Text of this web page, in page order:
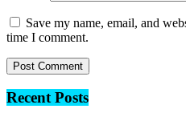
Save my name, email, and
time I comment.
Recent Posts